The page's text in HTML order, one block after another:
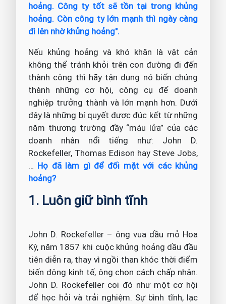
hoảng. Công ty tốt sẽ tồn tại trong khủng
hoảng. Còn công ty lớn mạnh thì ngày càng
đi lên nhờ khủng hoảng".
Nếu khủng hoảng và khó khăn là vật cản
không thể tránh khỏi trên con đường đi đến
thành công thì hãy tận dụng nó biến chúng
thành những cơ hội, công cụ để doanh
nghiệp trưởng thành và lớn mạnh hơn. Dưới
đây là những bí quyết được đúc kết từ những
năm thương trường đầy “máu lửa” của các
doanh nhân nổi tiếng như: John D.
Rockefeller, Thomas Edison hay Steve Jobs,
… Họ đã làm gì để đối mặt với các khủng
hoảng?
1. Luôn giữ bình tĩnh
John D. Rockefeller – ông vua dầu mỏ Hoa
Kỳ, năm 1857 khi cuộc khủng hoảng dầu đầu
tiên diễn ra, thay vì ngồi than khóc thời điểm
biến động kinh tế, ông chọn cách chấp nhận.
John D. Rockefeller coi đó như một cơ hội
để học hỏi và trải nghiệm. Sự bình tĩnh, lạc